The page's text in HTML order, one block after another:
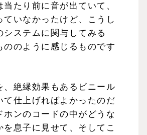
たり前に音が出ていて、
ていなかったけど、こうし
システムに関与してみる
ののように感じるものです
、絶縁効果もあるビニール
て仕上げればよかったのだ
ホンのコードの中がどうな
を息子に見せて、そしてこ